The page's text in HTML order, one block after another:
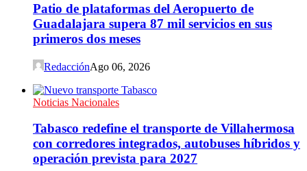
Patio de plataformas del Aeropuerto de
Guadalajara supera 87 mil servicios en sus
primeros dos meses
RedacciónAgo 06, 2026
Noticias Nacionales
Tabasco redefine el transporte de Villahermosa
con corredores integrados, autobuses híbridos y
operación prevista para 2027